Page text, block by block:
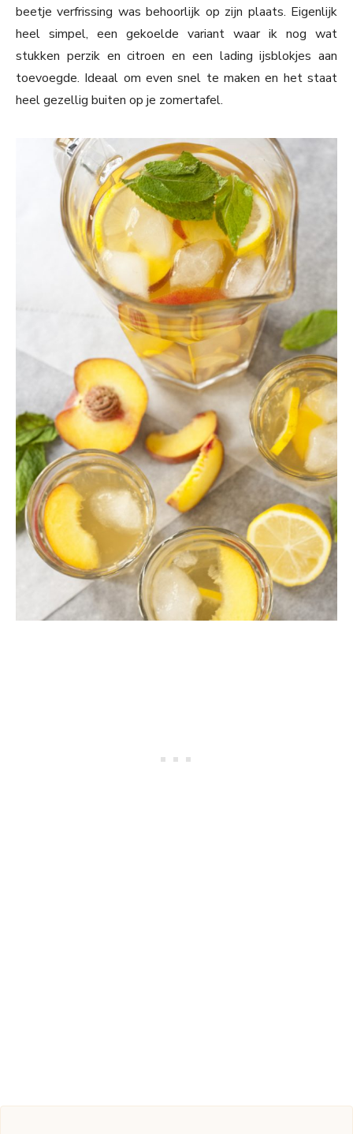
beetje verfrissing was behoorlijk op zijn plaats. Eigenlijk
heel simpel, een gekoelde variant waar ik nog wat
stukken perzik en citroen en een lading ijsblokjes aan
toevoegde. Ideaal om even snel te maken en het staat
heel gezellig buiten op je zomertafel.